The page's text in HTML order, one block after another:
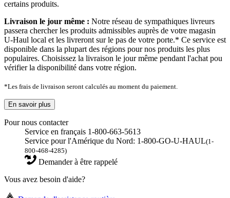
certains produits.
Livraison le jour même : Notre réseau de sympathiques livreurs
passera chercher les produits admissibles auprès de votre magasin
U-Haul local et les livreront sur le pas de votre porte.* Ce service est
disponible dans la plupart des régions pour nos produits les plus
populaires. Choisissez la livraison le jour même pendant l'achat pou
vérifier la disponibilité dans votre région.
*Les frais de livraison seront calculés au moment du paiement.
En savoir plus
Pour nous contacter
Service en français 1-800-663-5613
Service pour l'Amérique du Nord: 1-800-GO-U-HAUL(1-
800-468-4285)
Demander à être rappelé
Vous avez besoin d'aide?